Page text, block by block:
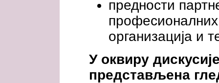
предности
организација и
У оквиру
представљена